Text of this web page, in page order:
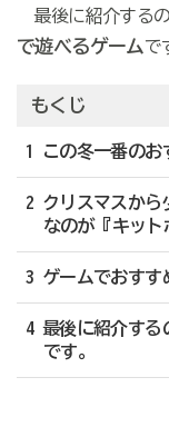
最後に紹介する
で遊べるゲームで
もくじ
1 この冬一番のお
2 クリスマスから
なのが『キッ
3 ゲームでおすす
4 最後に紹介する
です。